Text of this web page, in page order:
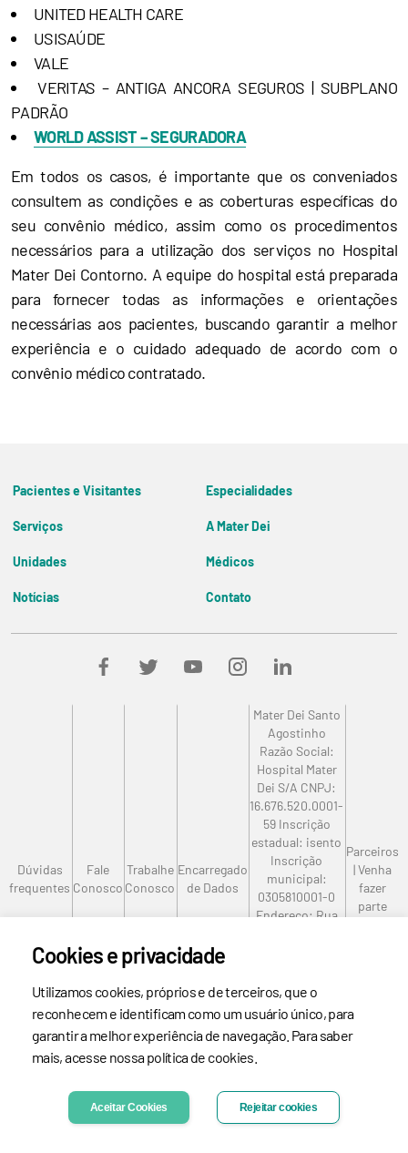
Cookies e privacidade
Utilizamos cookies, próprios e de terceiros, que o
reconhecem e identificam como um usuário único, para
garantir a melhor experiência de navegação. Para saber
mais, acesse nossa política de cookies.
Rejeitar cookies
Aceitar Cookies
UNITED HEALTH CARE
USISAÚDE
VALE
VERITAS – ANTIGA ANCORA SEGUROS | SUBPLANO
PADRÃO
WORLD ASSIST – SEGURADORA
Em todos os casos, é importante que os conveniados
consultem as condições e as coberturas específicas do
seu convênio médico, assim como os procedimentos
necessários para a utilização dos serviços no Hospital
Mater Dei Contorno. A equipe do hospital está preparada
para fornecer todas as informações e orientações
necessárias aos pacientes, buscando garantir a melhor
experiência e o cuidado adequado de acordo com o
convênio médico contratado.
Pacientes e Visitantes
Especialidades
Serviços
A Mater Dei
Filosofia e História
Missão, Visão e Valores
Unidades
Mater Dei Contorno
Mater Dei Goiânia
Médicos
Comissão de Ética Médica
Notícias
Contato
Dúvidas
frequentes
Fale
Conosco
Trabalhe
Conosco
Encarregado
de Dados
Mater Dei Santo
Agostinho
Razão Social:
Hospital Mater
Dei S/A CNPJ:
16.676.520.0001-
59 Inscrição
estadual: isento
Inscrição
municipal:
0305810001-0
Endereço: Rua
30190.088 – Belo
Horizonte–MG
Telefone: (31)
3339-9000
Parceiros
| Venha
fazer
parte